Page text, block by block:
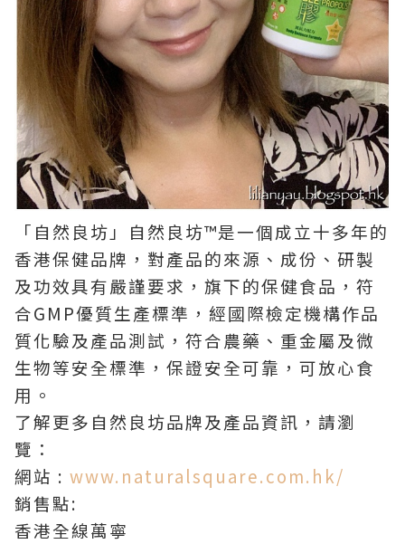
「自然良坊」自然良坊™是一個成立十多年的
香港保健品牌，對產品的來源、成份、研製
及功效具有嚴謹要求，旗下的保健食品，符
合GMP優質生產標準，經國際檢定機構作品
質化驗及產品測試，符合農藥、重金屬及微
生物等安全標準，保證安全可靠，可放心食
用。
了解更多自然良坊品牌及產品資訊，請瀏
覽：
網站 : www.naturalsquare.com.hk/
銷售點:
香港全線萬寧